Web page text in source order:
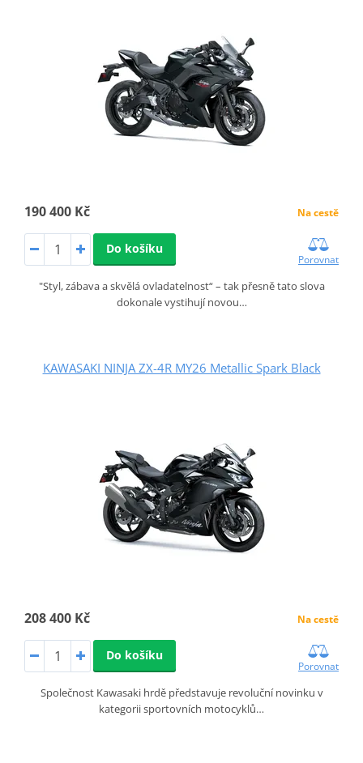
190 400 Kč Na cestě
Do košíku
Porovnat
"Styl, zábava a skvělá ovladatelnost“ – tak přesně tato slova
dokonale vystihují novou…
KAWASAKI NINJA ZX-4R MY26 Metallic Spark Black
208 400 Kč Na cestě
Do košíku
Porovnat
Společnost Kawasaki hrdě představuje revoluční novinku v
kategorii sportovních motocyklů…